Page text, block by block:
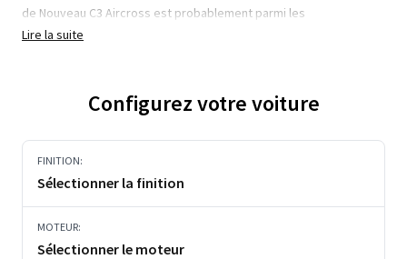
de Nouveau C3 Aircross est probablement parmi les
Lire la suite
Configurez votre voiture
FINITION:
Sélectionner la finition
MOTEUR:
Sélectionner le moteur